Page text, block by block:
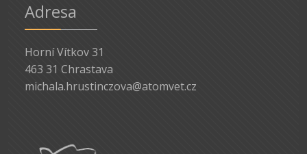
Adresa
Horní Vítkov 31
463 31 Chrastava
michala.hrustinczova@atomvet.cz